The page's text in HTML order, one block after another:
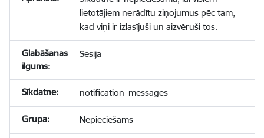
lietotājiem nerādītu ziņojumus pēc tam,
kad viņi ir izlasījuši un aizvēruši tos.
Sesija
notification_messages
Nepieciešams